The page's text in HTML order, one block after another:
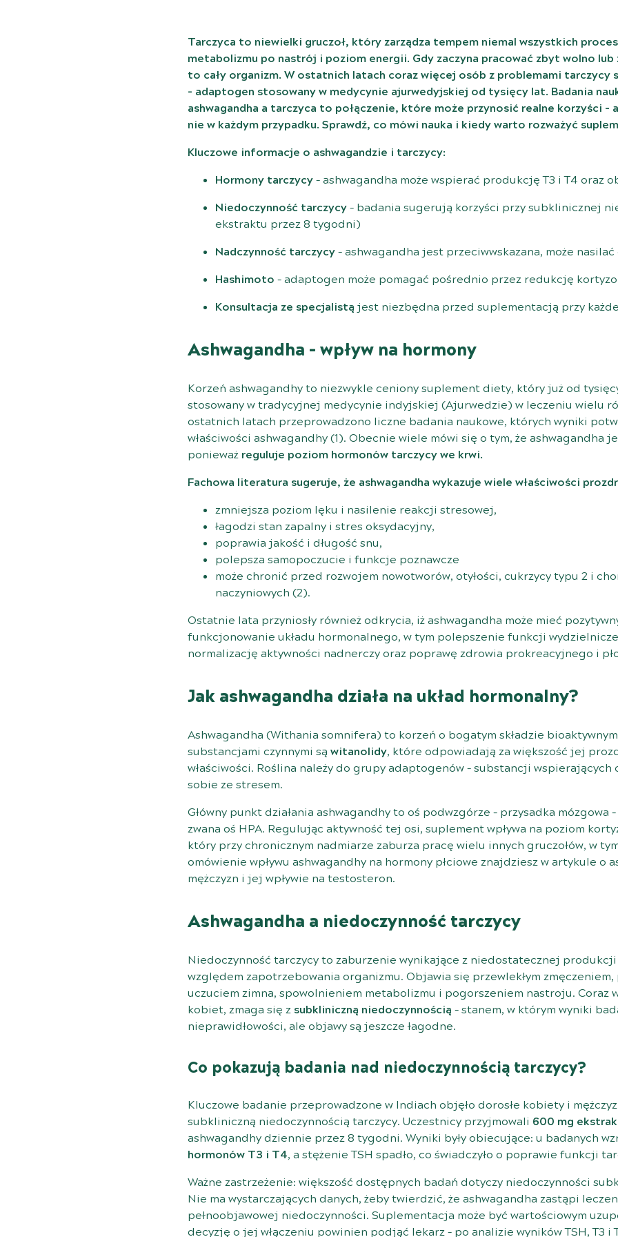
Tarczyca to niewielki gruczoł, który zarządza tempem niemal wszystkich
metabolizmu po nastrój i poziom energii. Gdy zaczyna pracować zbyt wolno
to cały organizm. W ostatnich latach coraz więcej osób z problemami tarczycy
– adaptogen stosowany w medycynie ajurwedyjskiej od tysięcy lat. Badania
ashwagandha a tarczyca to połączenie, które może przynosić realne korzyści –
nie w każdym przypadku. Sprawdź, co mówi nauka i kiedy warto rozważyć
Kluczowe informacje o ashwagandzie i tarczycy:
Hormony tarczycy– ashwagandha może wspierać produkcję T3 i T4 oraz
Niedoczynność tarczycy– badania sugerują korzyści przy subklinicznej
ekstraktu przez 8 tygodni)
Nadczynność tarczycy– ashwagandha jest przeciwwskazana, może
Hashimoto – adaptogen może pomagać pośrednio przez redukcję
Konsultacja ze specjalistą jest niezbędna przed suplementacją przy
Ashwagandha – wpływ na hormony
Korzeń ashwagandhy to niezwykle ceniony suplement diety, który już od
stosowany w tradycyjnej medycynie indyjskiej (Ajurwedzie) w leczeniu wielu
ostatnich latach przeprowadzono liczne badania naukowe, których wyniki
właściwości ashwagandhy (1). Obecnie wiele mówi się o tym, że ashwagandha
ponieważ reguluje poziom hormonów tarczycy we krwi.
Fachowa literatura sugeruje, że ashwagandha wykazuje wiele właściwości
zmniejsza poziom lęku i nasilenie reakcji stresowej,
łagodzi stan zapalny i stres oksydacyjny,
poprawia jakość i długość snu,
polepsza samopoczucie i funkcje poznawcze
może chronić przed rozwojem nowotworów, otyłości, cukrzycy typu 2 i
naczyniowych (2).
Ostatnie lata przyniosły również odkrycia, iż ashwagandha może mieć
funkcjonowanie układu hormonalnego, w tym polepszenie funkcji
normalizację aktywności nadnerczy oraz poprawę zdrowia prokreacyjnego i
Jak ashwagandha działa na układ hormonalny?
Ashwagandha (Withania somnifera) to korzeń o bogatym składzie bioaktywnym
substancjami czynnymi są witanolidy, które odpowiadają za większość jej
właściwości. Roślina należy do grupy adaptogenów – substancji
sobie ze stresem.
Główny punkt działania ashwagandhy to oś podwzgórze – przysadka mózgowa
zwana oś HPA. Regulując aktywność tej osi, suplement wpływa na poziom
który przy chronicznym nadmiarze zaburza pracę wielu innych gruczołów, w
omówienie wpływu ashwagandhy na hormony płciowe znajdziesz w artykule o
mężczyzn i jej wpływie na testosteron.
Ashwagandha a niedoczynność tarczycy
Niedoczynność tarczycy to zaburzenie wynikające z niedostatecznej
względem zapotrzebowania organizmu. Objawia się przewlekłym zmęczeniem,
uczuciem zimna, spowolnieniem metabolizmu i pogorszeniem nastroju. Coraz
kobiet, zmaga się z subkliniczną niedoczynnością – stanem, w którym wyniki
nieprawidłowości, ale objawy są jeszcze łagodne.
Co pokazują badania nad niedoczynnością tarczycy?
Kluczowe badanie przeprowadzone w Indiach objęło dorosłe kobiety i
subkliniczną niedoczynnością tarczycy. Uczestnicy przyjmowali 600 mg
ashwagandhy dziennie przez 8 tygodni. Wyniki były obiecujące: u badanych
hormonów T3 i T4, a stężenie TSH spadło, co świadczyło o poprawie funkcji
Ważne zastrzeżenie: większość dostępnych badań dotyczy niedoczynności
Nie ma wystarczających danych, żeby twierdzić, że ashwagandha zastąpi
pełnoobjawowej niedoczynności. Suplementacja może być wartościowym
decyzję o jej włączeniu powinien podjąć lekarz – po analizie wyników TSH, T3 i